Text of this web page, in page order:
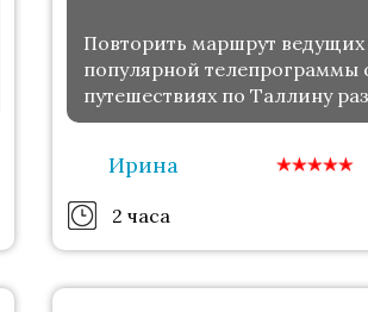
Повторить маршрут ведущих
популярной телепрограммы
путешествиях по Таллину
и культур
Ирина
2 часа